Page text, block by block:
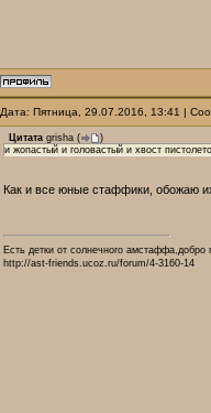
Дата: Пятница, 29.07.2016, 13:41 |
Цитата grisha (
)
и жопастый и головастый и хвост
Как и все юные стаффики, обожаю
Есть детки от солнечного амстаффа,добро
http://ast-friends.ucoz.ru/forum/4-3160-14